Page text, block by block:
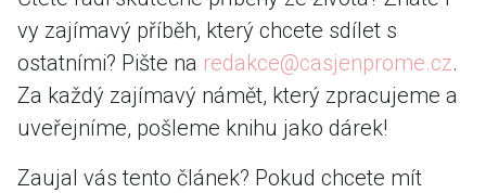
vy zajímavý příběh, který chcete sdílet s
ostatními? Pište na redakce@casjenprome.cz.
Za každý zajímavý námět, který zpracujeme a
uveřejníme, pošleme knihu jako dárek!
Zaujal vás tento článek? Pokud chcete mít